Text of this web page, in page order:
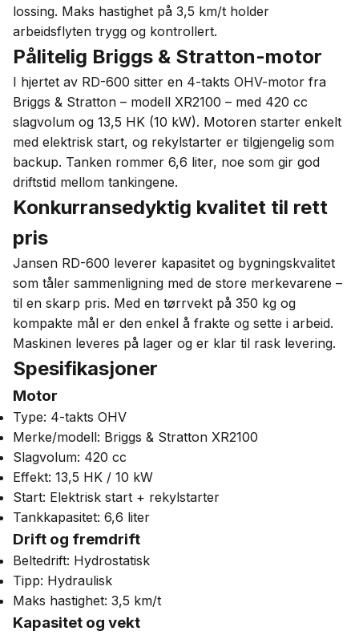
lossing. Maks hastighet på 3,5 km/t holder
arbeidsflyten trygg og kontrollert.
Pålitelig Briggs & Stratton-motor
I hjertet av RD-600 sitter en 4-takts OHV-motor fra
Briggs & Stratton – modell XR2100 – med 420 cc
slagvolum og 13,5 HK (10 kW). Motoren starter enkelt
med elektrisk start, og rekylstarter er tilgjengelig som
backup. Tanken rommer 6,6 liter, noe som gir god
driftstid mellom tankingene.
Konkurransedyktig kvalitet til rett
pris
Jansen RD-600 leverer kapasitet og bygningskvalitet
som tåler sammenligning med de store merkevarene –
til en skarp pris. Med en tørrvekt på 350 kg og
kompakte mål er den enkel å frakte og sette i arbeid.
Maskinen leveres på lager og er klar til rask levering.
Spesifikasjoner
Motor
Type: 4-takts OHV
Merke/modell: Briggs & Stratton XR2100
Slagvolum: 420 cc
Effekt: 13,5 HK / 10 kW
Start: Elektrisk start + rekylstarter
Tankkapasitet: 6,6 liter
Drift og fremdrift
Beltedrift: Hydrostatisk
Tipp: Hydraulisk
Maks hastighet: 3,5 km/t
Kapasitet og vekt